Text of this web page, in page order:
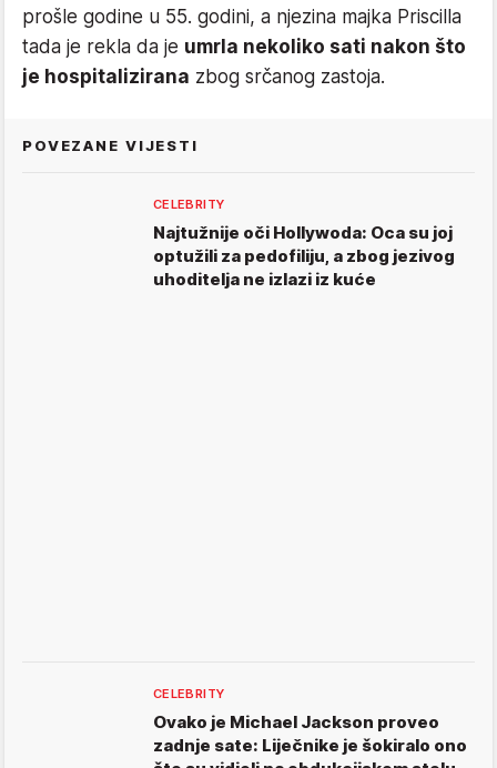
prošle godine u 55. godini, a njezina majka Priscilla
tada je rekla da je umrla nekoliko sati nakon što
je hospitalizirana zbog srčanog zastoja.
POVEZANE VIJESTI
CELEBRITY
Najtužnije oči Hollywoda: Oca su joj
optužili za pedofiliju, a zbog jezivog
uhoditelja ne izlazi iz kuće
CELEBRITY
Ovako je Michael Jackson proveo
zadnje sate: Liječnike je šokiralo ono